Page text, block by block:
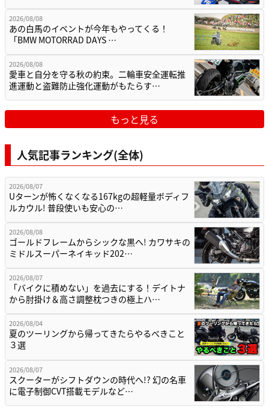
2026/08/08
あの白馬のイベントが今年もやってくる！
「BMW MOTORRAD DAYS …
2026/08/08
愛車と自分を守る秋の約束。二輪車安全運転推
進運動と盗難防止強化運動がもたらす…
もっと見る
人気記事ランキング(全体)
2026/08/07
Uターンが怖くなくなる167kgの超軽量ボディフ
ルカウル! 普段使いも安心の…
2026/08/08
ゴールドフレームからシックな黒へ! カワサキの
ミドルスーパーネイキッド202…
2026/08/07
「バイクに積めない」を過去にする！デイトナ
から肘掛け＆高さ調整枕つきの極上ハ…
2026/08/04
夏のツーリングから帰ってきたらやるべきこと
３選
2026/08/07
スクーターがシフトダウンの時代へ!? 幻の名車
に電子制御CVT搭載モデルなど…